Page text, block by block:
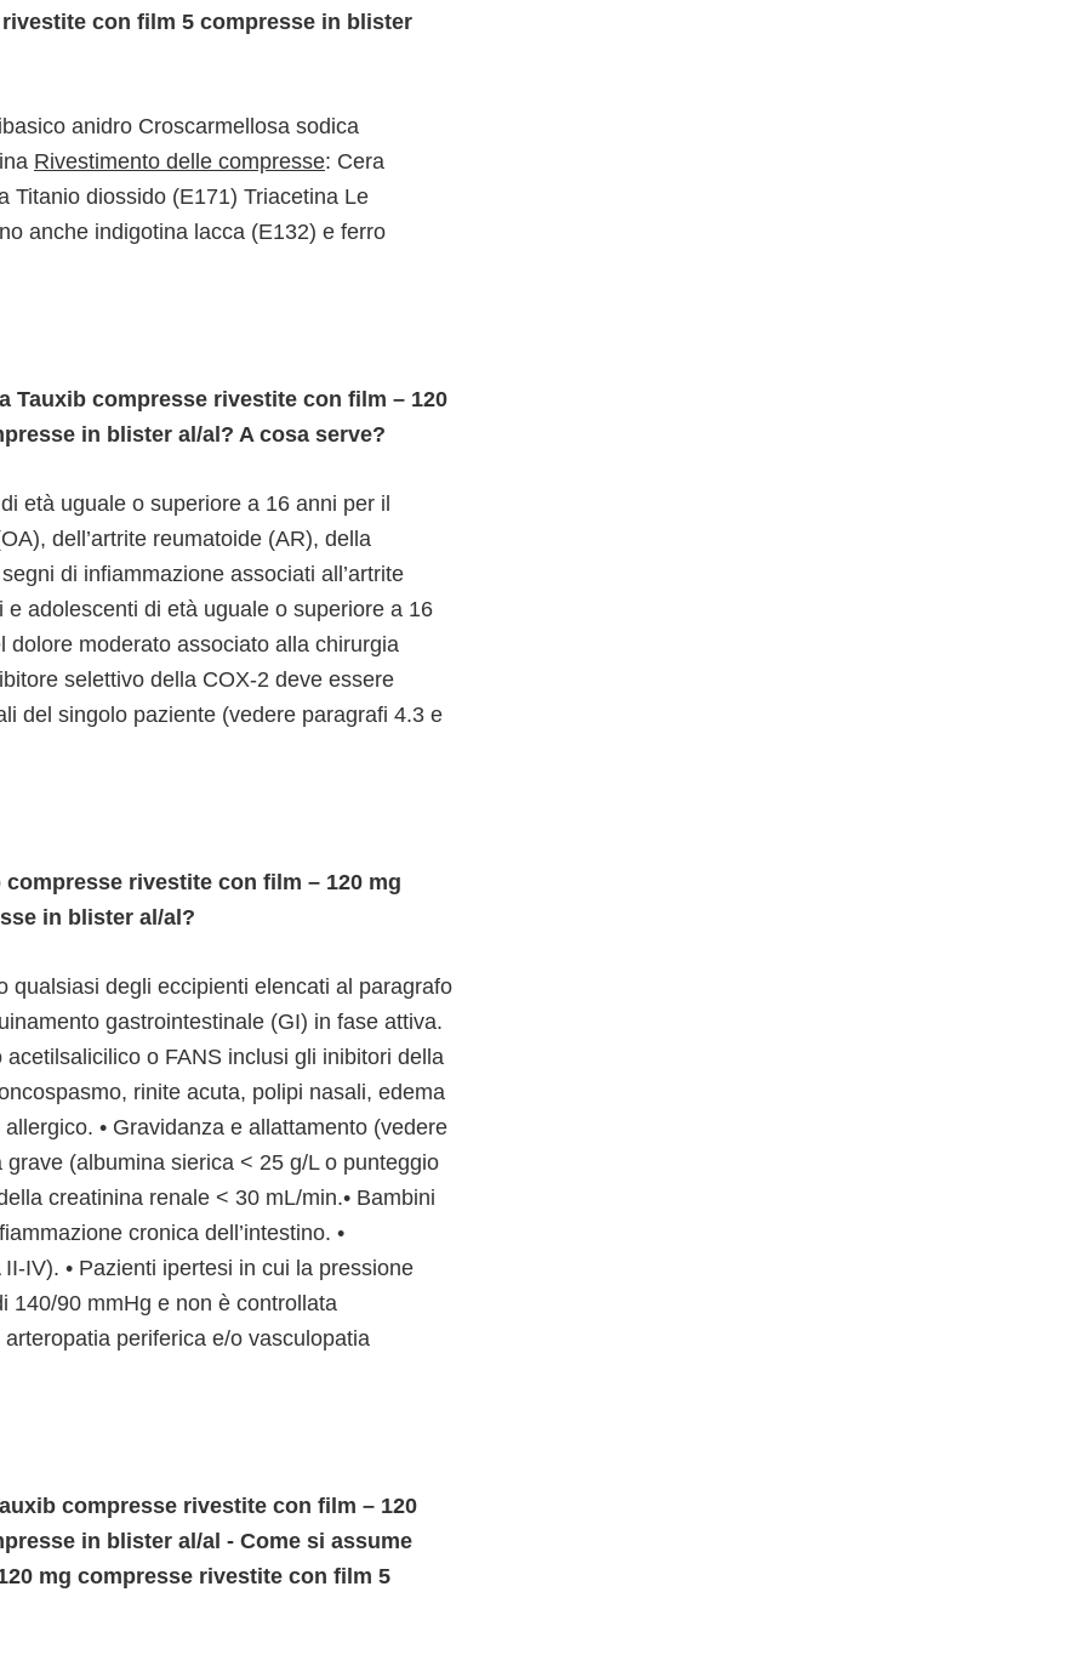
con film 5 compresse in blister
anidro Croscarmellosa sodica
Rivestimento delle compresse: Cera
Titanio diossido (E171) Triacetina Le
anche indigotina lacca (E132) e ferro
Tauxib compresse rivestite con film – 120
in blister al/al? A cosa serve?
età uguale o superiore a 16 anni per il
dell’artrite reumatoide (AR), della
di infiammazione associati all’artrite
adolescenti di età uguale o superiore a 16
moderato associato alla chirurgia
selettivo della COX-2 deve essere
del singolo paziente (vedere paragrafi 4.3 e
rivestite con film – 120 mg
in blister al/al?
qualsiasi degli eccipienti elencati al paragrafo
gastrointestinale (GI) in fase attiva.
o FANS inclusi gli inibitori della
rinite acuta, polipi nasali, edema
• Gravidanza e allattamento (vedere
(albumina sierica < 25 g/L o punteggio
creatinina renale < 30 mL/min.• Bambini
cronica dell’intestino. •
IV). • Pazienti ipertesi in cui la pressione
140/90 mmHg e non è controllata
periferica e/o vasculopatia
compresse rivestite con film – 120
in blister al/al - Come si assume
mg compresse rivestite con film 5